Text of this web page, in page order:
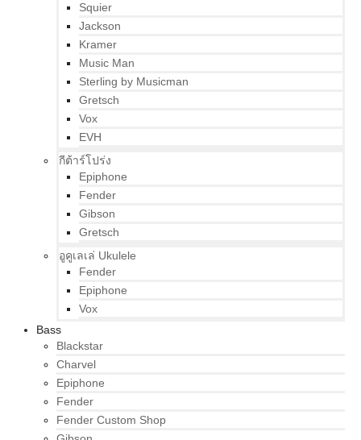
Squier
Jackson
Kramer
Music Man
Sterling by Musicman
Gretsch
Vox
EVH
กีต้าร์โปร่ง
Epiphone
Fender
Gibson
Gretsch
อูคูเลเล่ Ukulele
Fender
Epiphone
Vox
Bass
Blackstar
Charvel
Epiphone
Fender
Fender Custom Shop